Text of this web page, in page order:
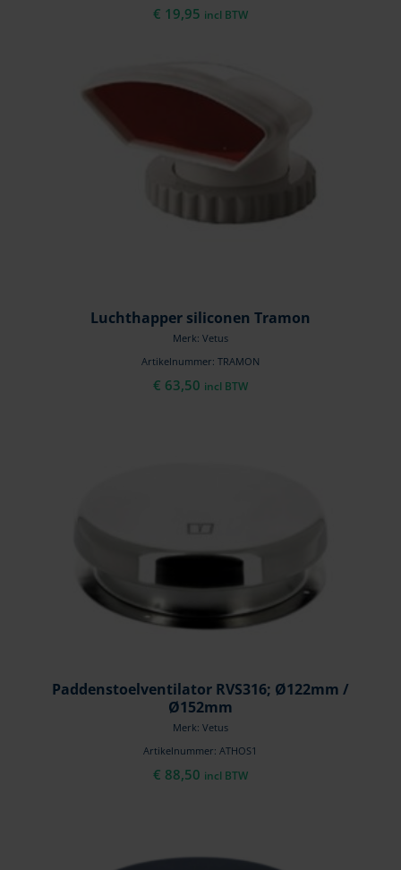
€ 19,95 incl BTW
Luchthapper siliconen Tramon
Merk: Vetus
Artikelnummer: TRAMON
€ 63,50 incl BTW
Paddenstoelventilator RVS316; Ø122mm /
Ø152mm
Merk: Vetus
Artikelnummer: ATHOS1
€ 88,50 incl BTW